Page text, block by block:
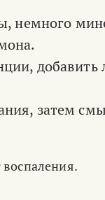
немного
затем